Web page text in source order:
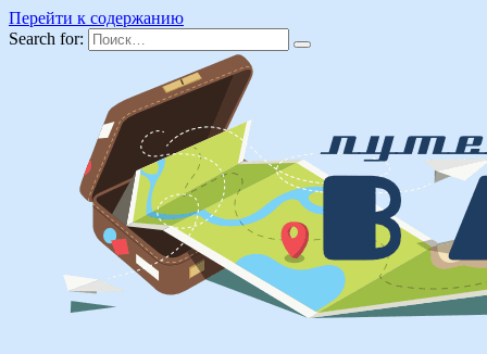
Перейти к содержанию
Search for: